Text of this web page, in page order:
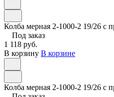
Колба мерная 2-1000-2 19/26 с
Под заказ
1 118 руб.
В корзину В корзине
Колба мерная 2-1000-2 19/26 с